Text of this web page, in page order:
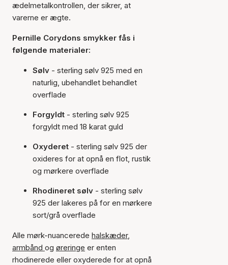
ædelmetalkontrollen, der sikrer, at
varerne er ægte.
Pernille Corydons smykker fås i
følgende materialer:
Sølv - sterling sølv 925 med en
naturlig, ubehandlet behandlet
overflade
Forgyldt - sterling sølv 925
forgyldt med 18 karat guld
Oxyderet - sterling sølv 925 der
oxideres for at opnå en flot, rustik
og mørkere overflade
Rhodineret sølv - sterling sølv
925 der lakeres på for en mørkere
sort/grå overflade
Alle mørk-nuancerede halskæder,
armbånd og øreringe er enten
rhodinerede eller oxyderede for at opnå